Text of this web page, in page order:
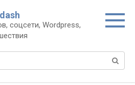
соцсети, Wordpress,